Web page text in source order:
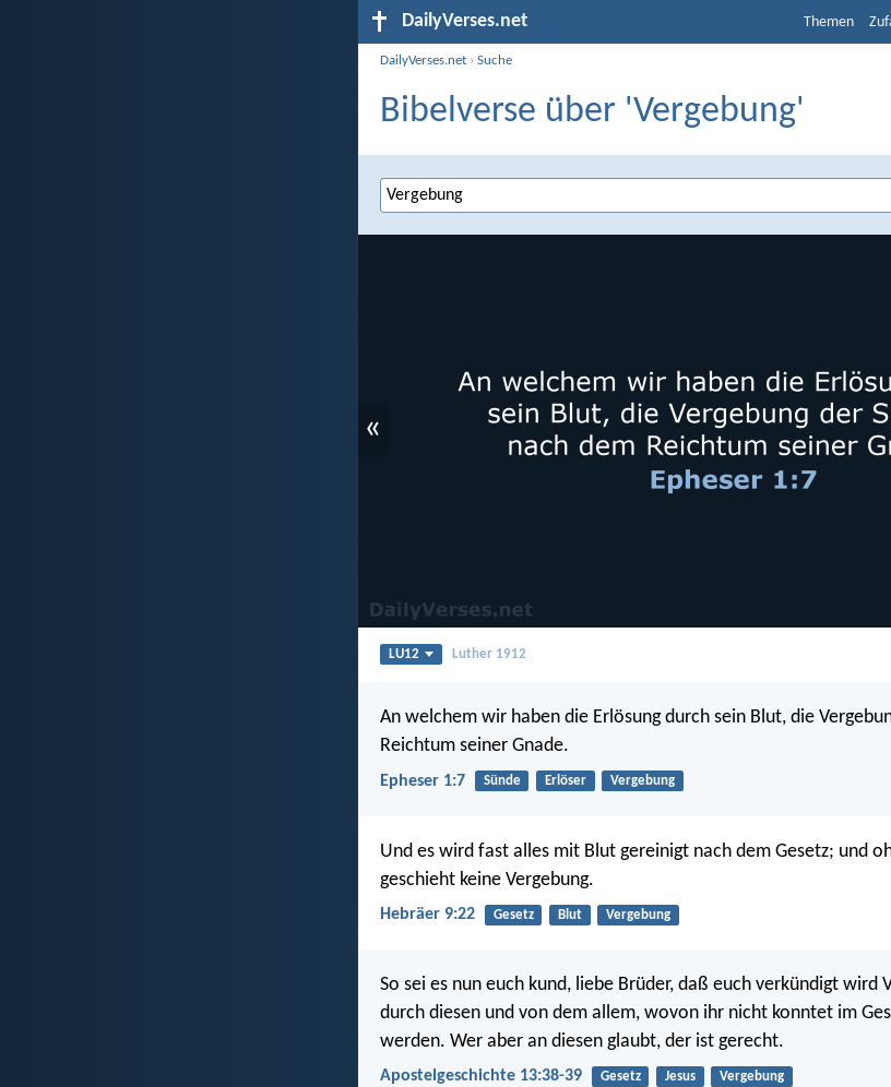
DailyVerses.net Themen
DailyVerses.net ›Suche
Bibelverse über 'Vergebung'
«
LU12 Luther 1912
An welchem wir haben die Erlösung durch sein Blut, die
Reichtum seiner Gnade.
Epheser 1:7 Sünde Erlöser Vergebung
Und es wird fast alles mit Blut gereinigt nach dem Gesetz; und
geschieht keine Vergebung.
Hebräer 9:22 Gesetz Blut Vergebung
So sei es nun euch kund, liebe Brüder, daß euch verkündigt wird
durch diesen und von dem allem, wovon ihr nicht konntet im
werden. Wer aber an diesen glaubt, der ist gerecht.
Apostelgeschichte 13:38-39 Gesetz Jesus Vergebung